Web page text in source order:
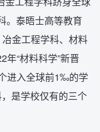
。泰晤士高等教育
金工程学科、材料
“材料科学”新晋
进入全球前1‰的学
是学校仅有的三个